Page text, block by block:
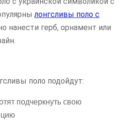
лонгсливы поло с
нанести герб, орнамент или
поло подойдут:
подчеркнуть свою